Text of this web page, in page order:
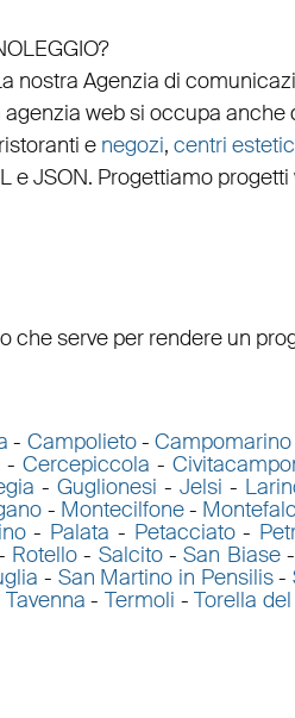
nostra Agenzia di
agenzia websi occupa anche
e negozi, centri
eJSON. Progettiamo progetti
che serve per rendere un
- Campolieto-Campomarino
-Cercepiccola -
- Guglionesi -Jelsi -
- Montecilfone-
- Palata - Petacciato-
Rotello- Salcito-San Biase-
- San Martino in Pensilis-
Tavenna - Termoli -Torella